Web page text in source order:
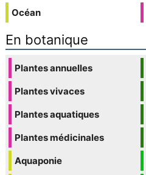
Océan
En botanique
Plantes annuelles
Plantes vivaces
Plantes aquatiques
Plantes médicinales
Aquaponie